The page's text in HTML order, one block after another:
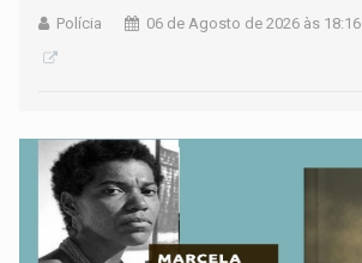
Polícia 06 de Agosto de 2026 às 18:16